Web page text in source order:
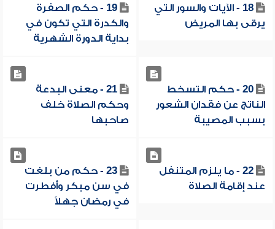
18 - الآيات والسور التي
يرقى بها المريض
19 - حكم الصفرة
والكدرة التي تكون في
بداية الدورة الشهرية
20 - حكم التسخط
الناتج عن فقدان الشعور
بسبب المصيبة
21 - معنى البدعة
وحكم الصلاة خلف
صاحبها
22 - ما يلزم المتنفل
عند إقامة الصلاة
23 - حكم من بلغت
في سن مبكر وأفطرت
في رمضان جهلاً